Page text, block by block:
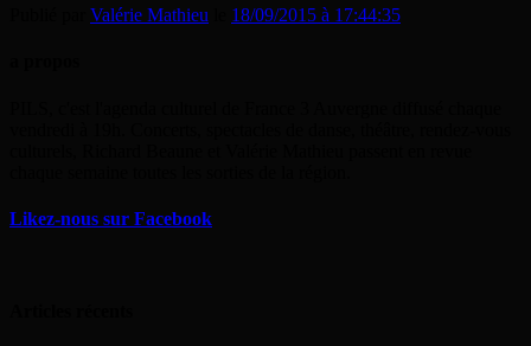
Valérie Mathieu 18/09/2015 à 17:44:35
Likez-nous sur Facebook